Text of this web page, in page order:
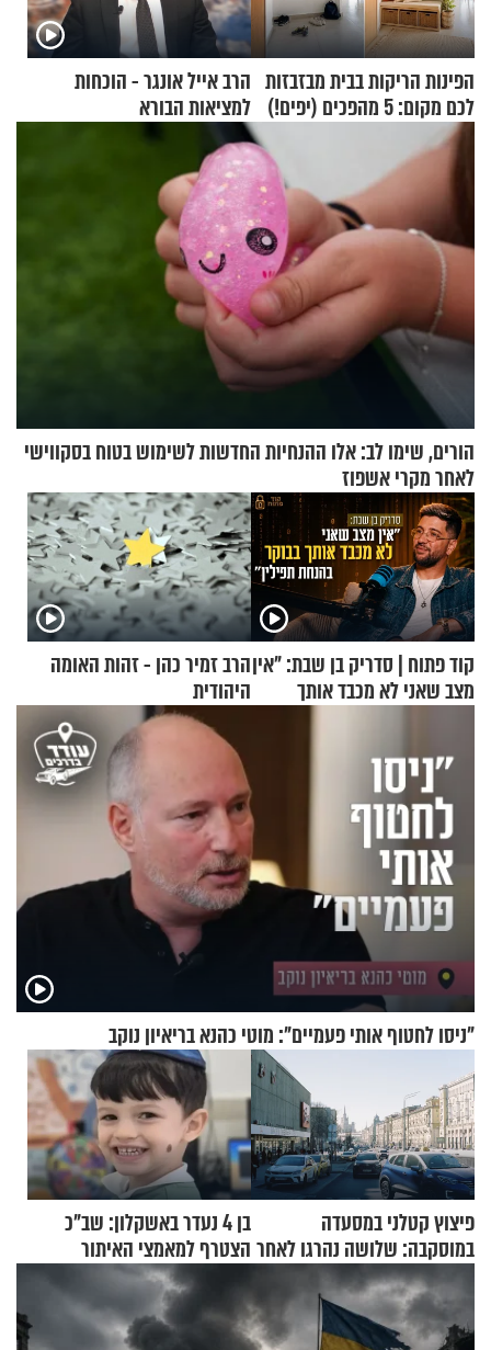
הפינות הריקות בבית מבזבזות
לכם מקום: 5 מהפכים (יפים!)
שאפשר לעשות כבר היום
הרב אייל אונגר - הוכחות
למציאות הבורא
הורים, שימו לב: אלו ההנחיות החדשות לשימוש בטוח בסקווישי
לאחר מקרי אשפוז
קוד פתוח | סדריק בן שבת: "אין
מצב שאני לא מכבד אותך
הרב זמיר כהן - זהות האומה
היהודית
"ניסו לחטוף אותי פעמיים": מוטי כהנא בריאיון נוקב
פיצוץ קטלני במסעדה
במוסקבה: שלושה נהרגו לאחר
שמטען שנשאה אישה התפוצץ
בן 4 נעדר באשקלון: שב"כ
הצטרף למאמצי האיתור